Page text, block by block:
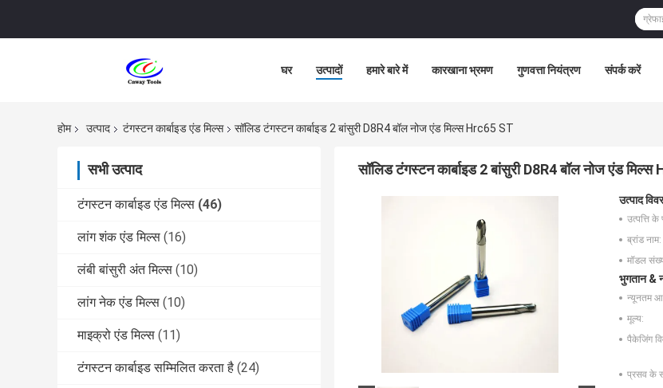
घर उत्पादों हमारे बारे में कारखाना भ्रमण गुणवत्ता नियंत्रण संपर्क करें
होम उत्पाद टंगस्टन कार्बाइड एंड मिल्स सॉलिड टंगस्टन कार्बाइड 2 बांसुरी D8R4 बॉल नोज एंड मिल्स Hrc65 ST
सभी उत्पाद
टंगस्टन कार्बाइड एंड मिल्स (46)
लांग शंक एंड मिल्स (16)
लंबी बांसुरी अंत मिल्स (10)
लांग नेक एंड मिल्स (10)
माइक्रो एंड मिल्स (11)
टंगस्टन कार्बाइड सम्मिलित करता है (24)
सॉलिड टंगस्टन कार्बाइड 2 बांसुरी D8R4 बॉल नोज एंड
उत्पाद
उत्पत्ति के
ब्रांड नाम:
मॉडल
भुगतान &
न्यूनतम
मूल्य:
पैकेजिंग
प्रसव के